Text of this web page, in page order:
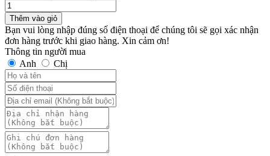
Thêm vào giỏ
Bạn vui lòng nhập đúng số điện thoại để chúng tôi sẽ gọi xác nhận
đơn hàng trước khi giao hàng. Xin cảm ơn!
Thông tin người mua
Anh
Chị